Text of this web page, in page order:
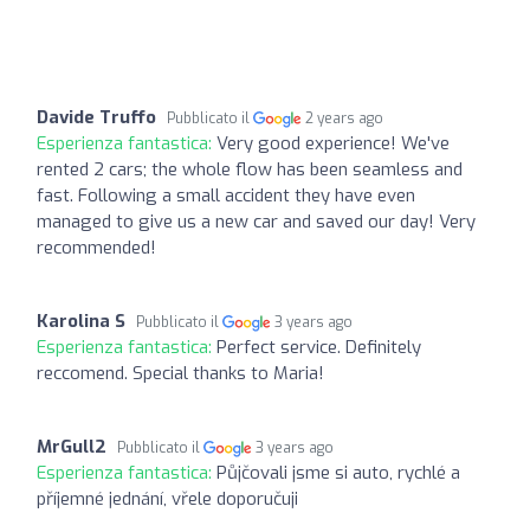
Davide Truffo Pubblicato il 2 years ago
Esperienza fantastica: Very good experience! We've
rented 2 cars; the whole flow has been seamless and
fast. Following a small accident they have even
managed to give us a new car and saved our day! Very
recommended!
Karolina S Pubblicato il 3 years ago
Esperienza fantastica: Perfect service. Definitely
reccomend. Special thanks to Maria!
MrGull2 Pubblicato il 3 years ago
Esperienza fantastica: Půjčovali jsme si auto, rychlé a
příjemné jednání, vřele doporučuji